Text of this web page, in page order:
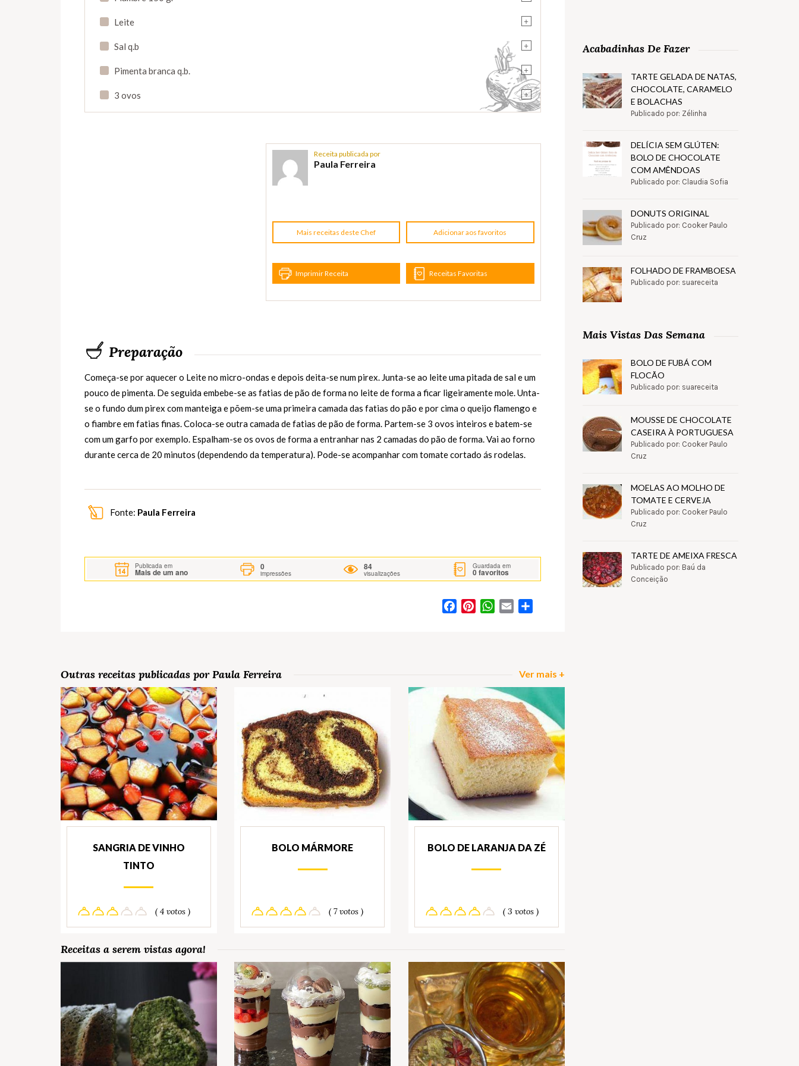
+
Leite
+
Sal q.b
+
Pimenta branca q.b.
+
3 ovos
Receita publicada por
Paula Ferreira
Mais receitas deste Chef Adicionar aos favoritos
Imprimir Receita Receitas Favoritas
Preparação
Começa-se por aquecer o Leite no micro-ondas e depois deita-se num pirex. Junta-se ao leite uma pitada de sal e um
pouco de pimenta. De seguida embebe-se as fatias de pão de forma no leite de forma a ficar ligeiramente mole. Unta-
se o fundo dum pirex com manteiga e põem-se uma primeira camada das fatias do pão e por cima o queijo flamengo e
o fiambre em fatias finas. Coloca-se outra camada de fatias de pão de forma. Partem-se 3 ovos inteiros e batem-se
com um garfo por exemplo. Espalham-se os ovos de forma a entranhar nas 2 camadas do pão de forma. Vai ao forno
durante cerca de 20 minutos (dependendo da temperatura). Pode-se acompanhar com tomate cortado ás rodelas.
Fonte: Paula Ferreira
Publicada em
Mais de um ano
0
impressões
84
visualizações
Guardada em
0favoritos
FacebookPinterestWhatsApp
Email
Outras receitas publicadas por Paula Ferreira Ver mais +
SANGRIA DE VINHO
TINTO
( 4 votos )
BOLO MÁRMORE
( 7 votos )
BOLO DE LARANJA DA ZÉ
( 3 votos )
Receitas a serem vistas agora!
Acabadinhas De Fazer
TARTE GELADA DE NATAS,
CHOCOLATE, CARAMELO
E BOLACHAS
Publicado por: Zélinha
DELÍCIA SEM GLÚTEN:
BOLO DE CHOCOLATE
COM AMÊNDOAS
Publicado por: Claudia Sofia
DONUTS ORIGINAL
Publicado por: Cooker Paulo
Cruz
FOLHADO DE FRAMBOESA
Publicado por: suareceita
Mais Vistas Das Semana
BOLO DE FUBÁ COM
FLOCÃO
Publicado por: suareceita
MOUSSE DE CHOCOLATE
CASEIRA À PORTUGUESA
Publicado por: Cooker Paulo
Cruz
MOELAS AO MOLHO DE
TOMATE E CERVEJA
Publicado por: Cooker Paulo
Cruz
TARTE DE AMEIXA FRESCA
Publicado por: Baú da
Conceição